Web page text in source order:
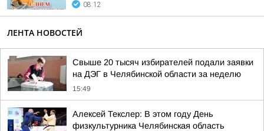
08:12
ЛЕНТА НОВОСТЕЙ
Свыше 20 тысяч избирателей подали заявки
на ДЭГ в Челябинской области за неделю
15:49
Алексей Текслер: В этом году День
физкультурника Челябинская область